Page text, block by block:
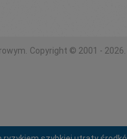
Copyright © 2001 -